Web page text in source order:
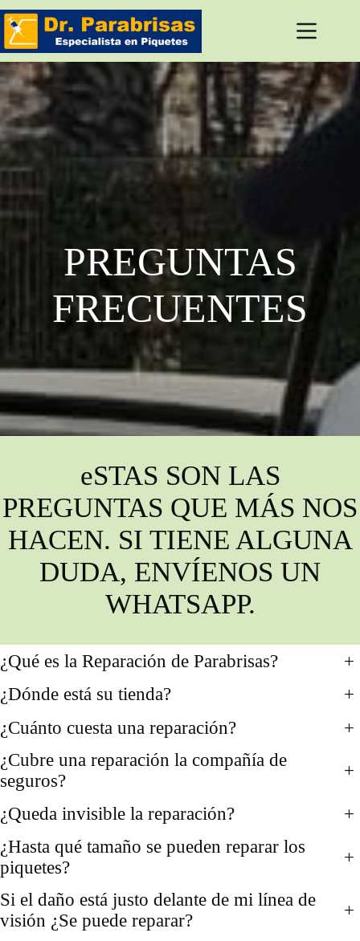
al
contenido
PREGUNTAS
FRECUENTES
eSTAS SON LAS
PREGUNTAS QUE MÁS NOS
HACEN. SI TIENE ALGUNA
DUDA, ENVÍENOS UN
WHATSAPP.
¿Qué es la Reparación de Parabrisas?
+
¿Dónde está su tienda?
+
¿Cuánto cuesta una reparación?
+
¿Cubre una reparación la compañía de
seguros?
+
¿Queda invisible la reparación?
+
¿Hasta qué tamaño se pueden reparar los
piquetes?
+
Si el daño está justo delante de mi línea de
visión ¿Se puede reparar?
+